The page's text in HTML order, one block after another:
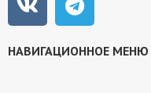
НАВИГАЦИОННОЕ МЕНЮ